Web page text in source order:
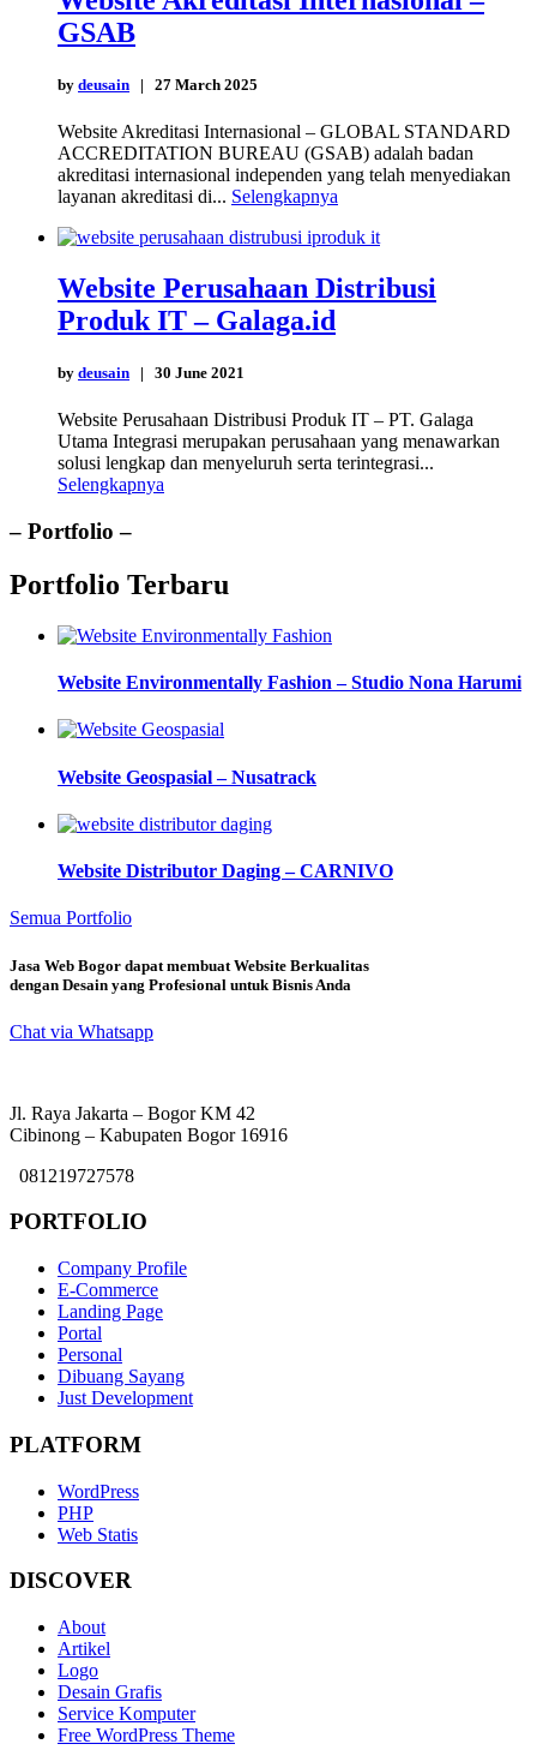
GSAB
by deusain | 27 March 2025
Website Akreditasi Internasional – GLOBAL STANDARD
ACCREDITATION BUREAU (GSAB) adalah badan
akreditasi internasional independen yang telah menyediakan
layanan akreditasi di... Selengkapnya
Website Perusahaan Distribusi
Produk IT – Galaga.id
by deusain | 30 June 2021
Website Perusahaan Distribusi Produk IT – PT. Galaga
Utama Integrasi merupakan perusahaan yang menawarkan
solusi lengkap dan menyeluruh serta terintegrasi...
Selengkapnya
– Portfolio –
Portfolio Terbaru
Website Environmentally Fashion – Studio Nona Harumi
Website Geospasial – Nusatrack
Website Distributor Daging – CARNIVO
Semua Portfolio
Jasa Web Bogor dapat membuat Website Berkualitas
dengan Desain yang Profesional untuk Bisnis Anda
Chat via Whatsapp
Jl. Raya Jakarta – Bogor KM 42
Cibinong – Kabupaten Bogor 16916
081219727578
PORTFOLIO
Company Profile
E-Commerce
Landing Page
Portal
Personal
Dibuang Sayang
Just Development
PLATFORM
WordPress
PHP
Web Statis
DISCOVER
About
Artikel
Logo
Desain Grafis
Service Komputer
Free WordPress Theme